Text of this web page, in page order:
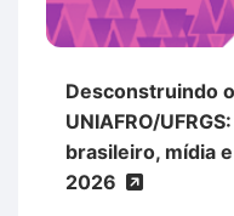
Desconstruindo
UNIAFRO/
brasileiro, mídia
2026